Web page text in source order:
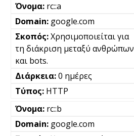
rc::a
google.com
Χρησιμοποιείται για
τη διάκριση μεταξύ ανθρώπων
και bots.
0 ημέρες
HTTP
rc::b
google.com